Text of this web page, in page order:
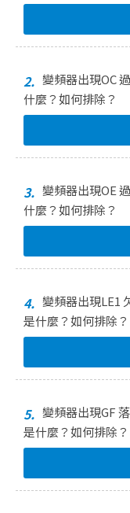
2. 變頻器出現OC
什麼？如何排除？
3. 變頻器出現OE
什麼？如何排除？
4. 變頻器出現LE1
是什麼？如何排除？
5. 變頻器出現GF
是什麼？如何排除？